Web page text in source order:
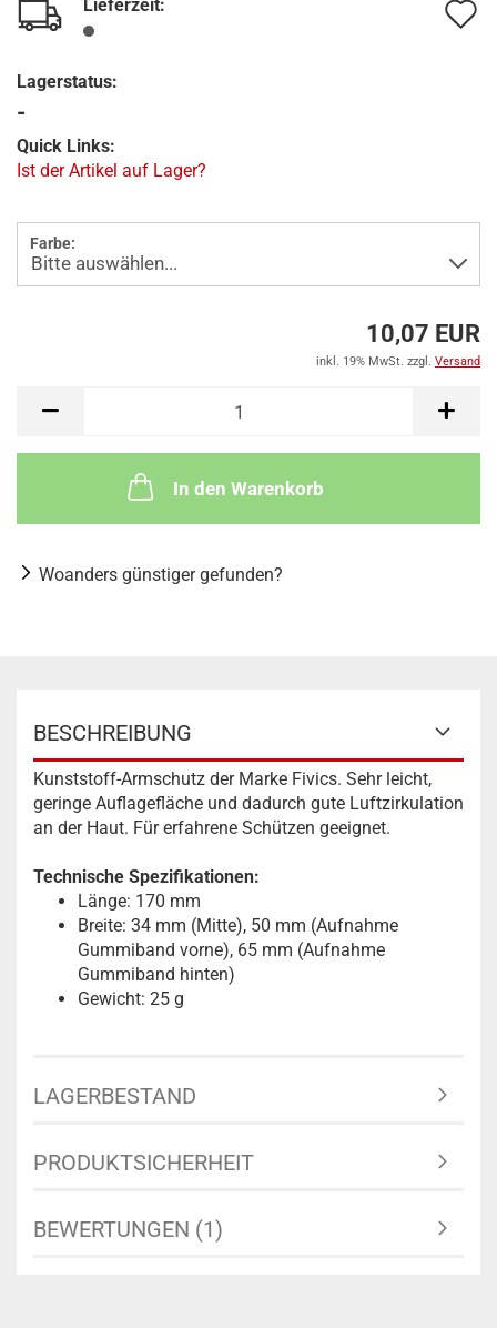
Lieferzeit:
Lagerstatus:
-
Quick Links:
Ist der Artikel auf Lager?
Farbe:
10,07 EUR
inkl. 19% MwSt. zzgl. Versand
In den Warenkorb
Woanders günstiger gefunden?
BESCHREIBUNG
Kunststoff-Armschutz der Marke Fivics. Sehr leicht,
geringe Auflagefläche und dadurch gute Luftzirkulation
an der Haut. Für erfahrene Schützen geeignet.
Technische Spezifikationen:
Länge: 170 mm
Breite: 34 mm (Mitte), 50 mm (Aufnahme
Gummiband vorne), 65 mm (Aufnahme
Gummiband hinten)
Gewicht: 25 g
LAGERBESTAND
PRODUKTSICHERHEIT
BEWERTUNGEN (1)